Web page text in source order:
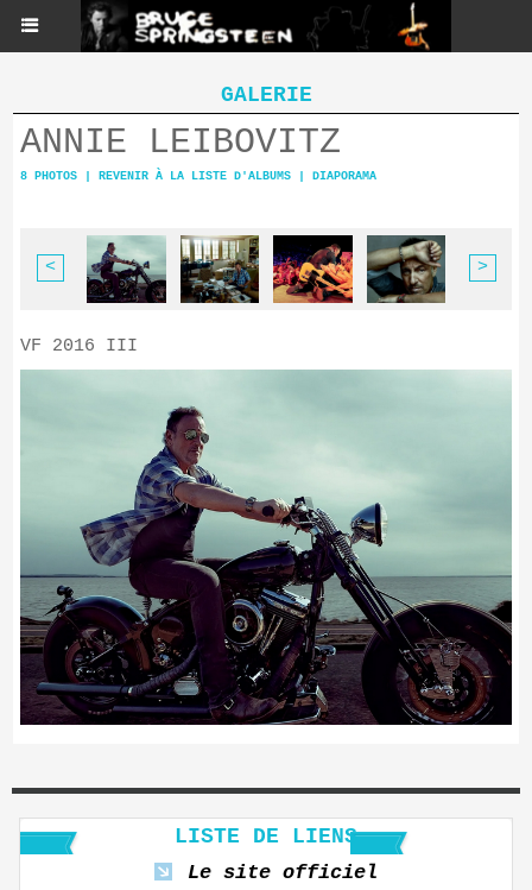
GALERIE
ANNIE LEIBOVITZ
8 PHOTOS REVENIR À LA LISTE D'ALBUMS DIAPORAMA
< >
VF 2016 III
LISTE DE LIENS
Le site officiel